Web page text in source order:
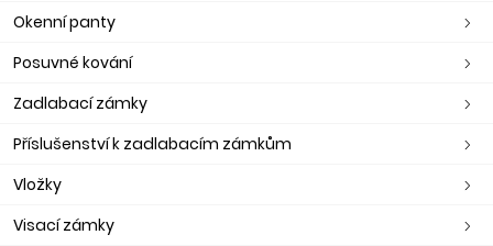
Okenní panty
Posuvné kování
Zadlabací zámky
Příslušenství k zadlabacím zámkům
Vložky
Visací zámky